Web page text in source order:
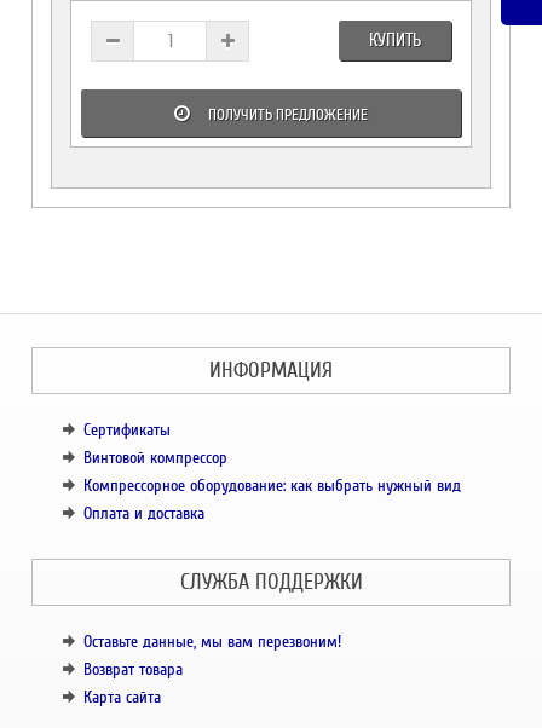
КУПИТЬ
ПОЛУЧИТЬ ПРЕДЛОЖЕНИЕ
ИНФОРМАЦИЯ
Сертификаты
Винтовой компрессор
Компрессорное оборудование: как выбрать нужный вид
Оплата и доставка
СЛУЖБА ПОДДЕРЖКИ
Оставьте данные, мы вам перезвоним!
Возврат товара
Карта сайта